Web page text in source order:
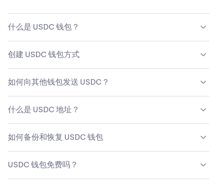
什么是 USDC 钱包？
货币。它是一个数字账户，用于管理您的 USDC 并与
USDC 网络上的去中心化应用进行互动。
创建 USDC 钱包方式
将 USDC 存入钱包
如何向其他钱包发送 USDC？
然后确认交易。
什么是 USDC 地址？
其为字母数字字符组成的字符串，代表区块链上 USDC 笔
交易的目的地或接收方。
如何备份和恢复 USDC 钱包
Phrase（恢复密语）并存储在安全位置。要恢复 USDC 钱
包，请将 Secret Recovery Phrase 导入 Kraken Wallet。
USDC 钱包免费吗？